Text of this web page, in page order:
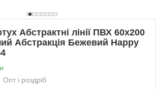
Абстрактні лінії ПВХ 60х200
Абстракція Бежевий Happy
Опт і роздріб